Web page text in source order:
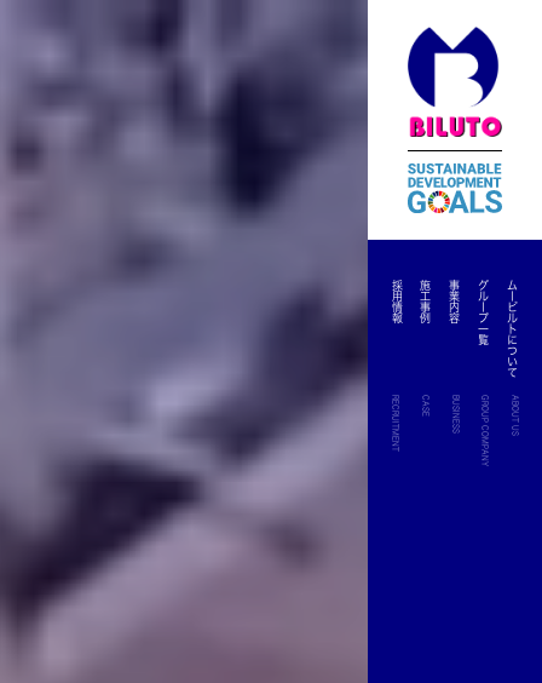
採用情報 施工事例 事業内容 グループ一覧 ムービルトについて
RECRUITMENT CASE BUSINESS GROUP COMPANY ABOUT US